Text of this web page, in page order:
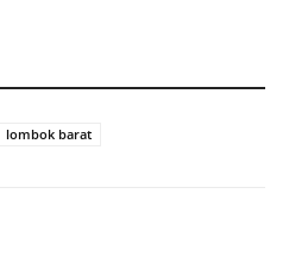
lombok barat